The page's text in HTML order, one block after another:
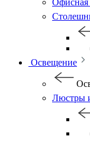
Офисная
Освещение
Люстры